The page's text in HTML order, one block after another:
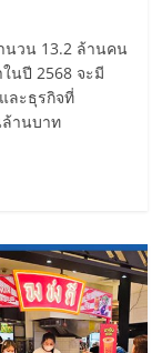
นวน 13.2 ล้านคน
นปี 2568 จะมี
ละธุรกิจที่
ล้านบาท